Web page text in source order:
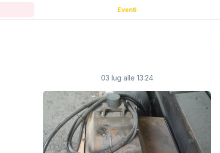
Eventi
03 lug alle 13:24